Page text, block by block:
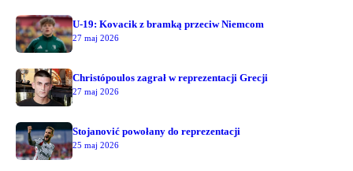
U-19: Kovacik z bramką przeciw Niemcom
27 maj 2026
Christópoulos zagrał w reprezentacji Grecji
27 maj 2026
Stojanović powołany do reprezentacji
25 maj 2026